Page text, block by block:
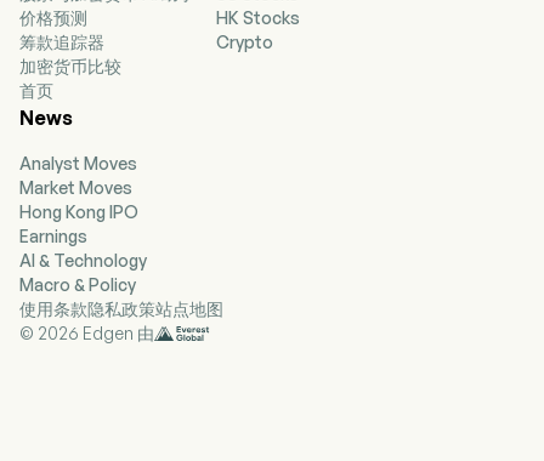
赛勒斯、香槟、查尔斯顿、夏洛茨维尔、克拉克斯
维尔、哥伦布、得梅因、哈里森堡、希尔顿黑德
岛、琼斯伯勒、曼彻斯特和密尔沃基等。
价格预测
筹款追踪器
加密货币比较
首页
HK Stocks
Crypto
News
Analyst Moves
Market Moves
Hong Kong IPO
Earnings
AI & Technology
Macro & Policy
使用条款隐私政策站点地图
© 2026 Edgen 由